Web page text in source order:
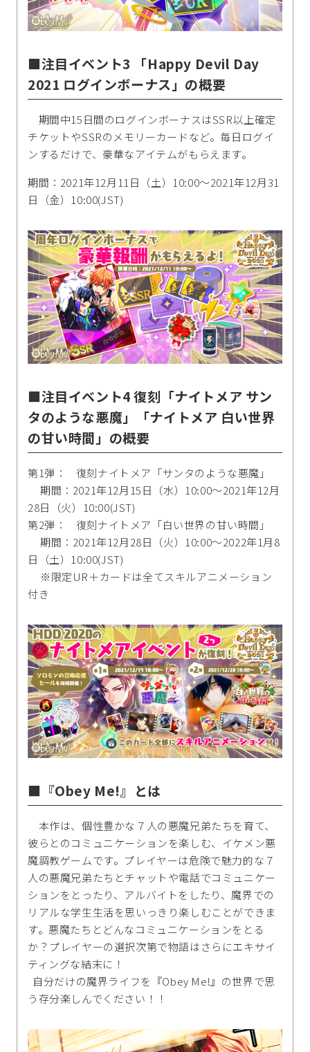
■注目イベント3 「Happy Devil Day
2021 ログインボーナス」の概要
期間中15日間のログインボーナスはSSR以上確定
チケットやSSRのメモリーカードなど。毎日ログイ
ンするだけで、豪華なアイテムがもらえます。
期間：2021年12月11日（土）10:00～2021年12月31
日（金）10:00(JST)
■注目イベント4 復刻「ナイトメア サン
タのような悪魔」「ナイトメア 白い世界
の甘い時間」の概要
第1弾： 復刻ナイトメア「サンタのような悪魔」
期間：2021年12月15日（水）10:00～2021年12月
28日（火）10:00(JST)
第2弾： 復刻ナイトメア「白い世界の甘い時間」
期間：2021年12月28日（火）10:00～2022年1月8
日（土）10:00(JST)
※限定UR＋カードは全てスキルアニメーション
付き
■『Obey Me!』とは
本作は、個性豊かな７人の悪魔兄弟たちを育て、
彼らとのコミュニケーションを楽しむ、イケメン悪
魔調教ゲームです。プレイヤーは危険で魅力的な７
人の悪魔兄弟たちとチャットや電話でコミュニケー
ションをとったり、アルバイトをしたり、魔界での
リアルな学生生活を思いっきり楽しむことができま
す。悪魔たちとどんなコミュニケーションをとる
か？プレイヤーの選択次第で物語はさらにエキサイ
ティングな結末に！
自分だけの魔界ライフを『Obey Me!』の世界で思
う存分楽しんでください！！